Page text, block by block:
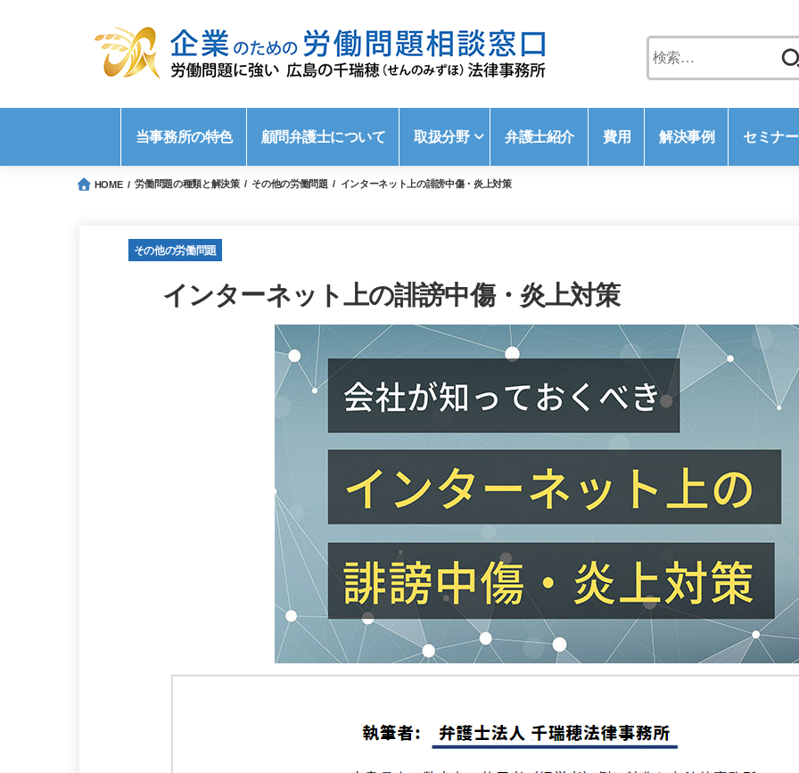
当事務所の特色 顧問弁護士について 取扱分野 弁護士紹介 費用 解決事例 セミナー
HOME 労働問題の種類と解決策 その他の労働問題 インターネット上の誹謗中傷・炎上対策
その他の労働問題
インターネット上の誹謗中傷・炎上対策